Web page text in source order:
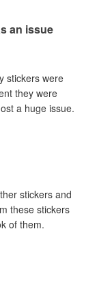
an issue
stickers were
they were
a huge issue.
stickers and
these stickers
of them.